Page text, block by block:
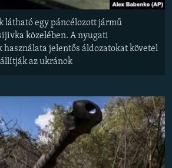
látható egy páncélozott jármű
közelében. A nyugati
használata jelentős áldozatokat követel
az ukránok